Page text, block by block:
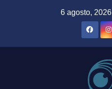
6 agosto, 2026